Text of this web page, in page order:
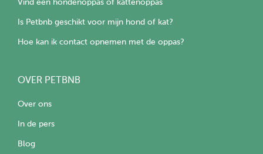
Vind een hondenoppas of kattenoppas
Is Petbnb geschikt voor mijn hond of kat?
Hoe kan ik contact opnemen met de oppas?
OVER PETBNB
Over ons
In de pers
Blog